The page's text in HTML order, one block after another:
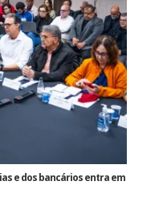
e dos bancários entra em